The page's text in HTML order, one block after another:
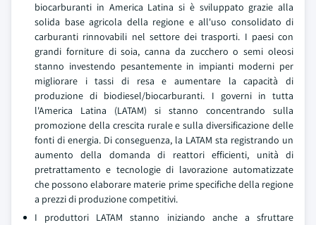
biocarburanti in America Latina si è sviluppato grazie alla
solida base agricola della regione e all'uso consolidato di
carburanti rinnovabili nel settore dei trasporti. I paesi con
grandi forniture di soia, canna da zucchero o semi oleosi
stanno investendo pesantemente in impianti moderni per
migliorare i tassi di resa e aumentare la capacità di
produzione di biodiesel/biocarburanti. I governi in tutta
l'America Latina (LATAM) si stanno concentrando sulla
promozione della crescita rurale e sulla diversificazione delle
fonti di energia. Di conseguenza, la LATAM sta registrando un
aumento della domanda di reattori efficienti, unità di
pretrattamento e tecnologie di lavorazione automatizzate
che possono elaborare materie prime specifiche della regione
a prezzi di produzione competitivi.
I produttori LATAM stanno iniziando anche a sfruttare